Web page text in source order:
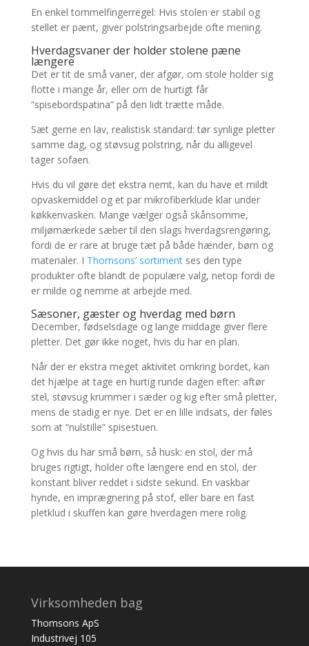
En enkel tommelfingerregel: Hvis stolen er stabil og
stellet er pænt, giver polstringsarbejde ofte mening.
Hverdagsvaner der holder stolene pæne
længere
Det er tit de små vaner, der afgør, om stole holder sig
flotte i mange år, eller om de hurtigt får
“spisebordspatina” på den lidt trætte måde.
Sæt gerne en lav, realistisk standard: tør synlige pletter
samme dag, og støvsug polstring, når du alligevel
tager sofaen.
Hvis du vil gøre det ekstra nemt, kan du have et mildt
opvaskemiddel og et par mikrofiberklude klar under
køkkenvasken. Mange vælger også skånsomme,
miljømærkede sæber til den slags hverdagsrengøring,
fordi de er rare at bruge tæt på både hænder, børn og
materialer. I Thomsons’ sortimentses den type
produkter ofte blandt de populære valg, netop fordi de
er milde og nemme at arbejde med.
Sæsoner, gæster og hverdag med børn
December, fødselsdage og lange middage giver flere
pletter. Det gør ikke noget, hvis du har en plan.
Når der er ekstra meget aktivitet omkring bordet, kan
det hjælpe at tage en hurtig runde dagen efter: aftør
stel, støvsug krummer i sæder og kig efter små pletter,
mens de stadig er nye. Det er en lille indsats, der føles
som at “nulstille” spisestuen.
Og hvis du har små børn, så husk: en stol, der må
bruges rigtigt, holder ofte længere end en stol, der
konstant bliver reddet i sidste sekund. En vaskbar
hynde, en imprægnering på stof, eller bare en fast
pletklud i skuffen kan gøre hverdagen mere rolig.
Virksomheden bag
Thomsons ApS
Industrivej 105